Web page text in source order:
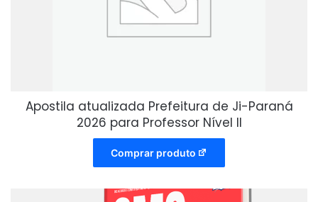
Apostila atualizada Prefeitura de Ji-Paraná
2026 para Professor Nível II
Comprar produto